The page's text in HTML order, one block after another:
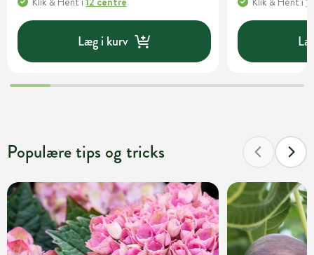
Læg i kurv
Populære tips og tricks